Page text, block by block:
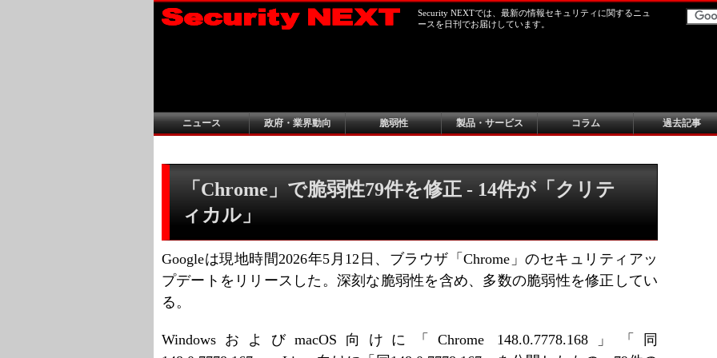
Security NEXTでは、最新の情報セキュリティに関するニュ
ースを日刊でお届けしています。
ニュース 政府・業界動向 脆弱性 製品・サービス コラム 過去記事
「Chrome」で脆弱性79件を修正 - 14件が「クリテ
ィカル」
Googleは現地時間2026年5月12日、ブラウザ「Chrome」のセキュリティアッ
プデートをリリースした。深刻な脆弱性を含め、多数の脆弱性を修正してい
る。
WindowsおよびmacOS向けに「Chrome 148.0.7778.168」「同